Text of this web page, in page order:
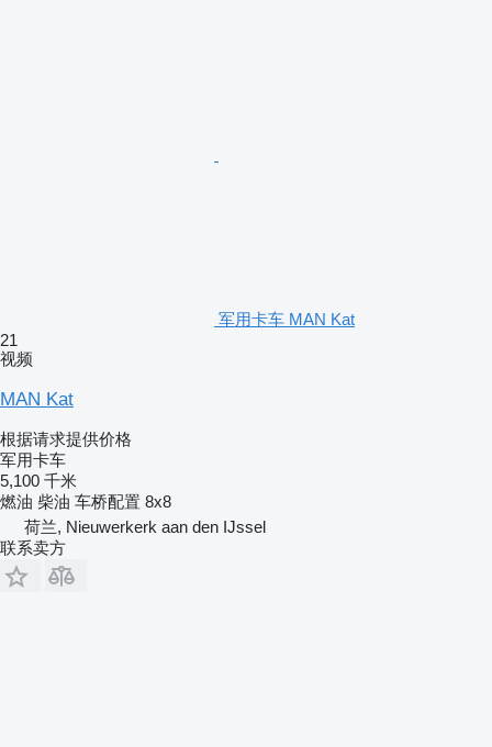
军用卡车 MAN Kat
21
视频
MAN Kat
根据请求提供价格
军用卡车
5,100 千米
燃油 柴油 车桥配置 8x8
荷兰, Nieuwerkerk aan den IJssel
联系卖方